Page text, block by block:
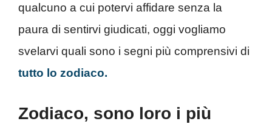
qualcuno a cui potervi affidare senza la
paura di sentirvi giudicati, oggi vogliamo
svelarvi quali sono i segni più comprensivi di
tutto lo zodiaco.
Zodiaco, sono loro i più